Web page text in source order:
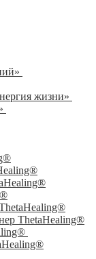
жизни»
ThetaHealing®